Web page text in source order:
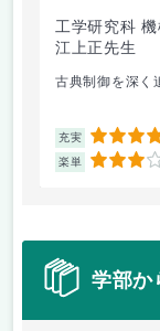
工学研究科
江上正先生
古典制御を深く
充実 4
楽単 3
学部か